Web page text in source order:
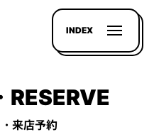
INDEX
来店予約